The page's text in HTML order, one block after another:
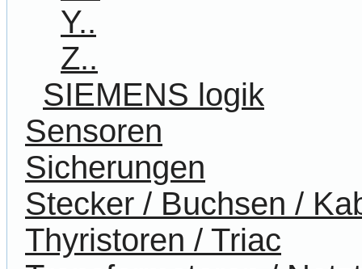
Y..
Z..
SIEMENS logik
Sensoren
Sicherungen
Stecker / Buchsen /
Thyristoren / Triac